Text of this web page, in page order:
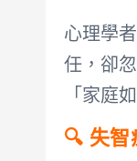
心理學
任，卻
「家庭
🔍 失智